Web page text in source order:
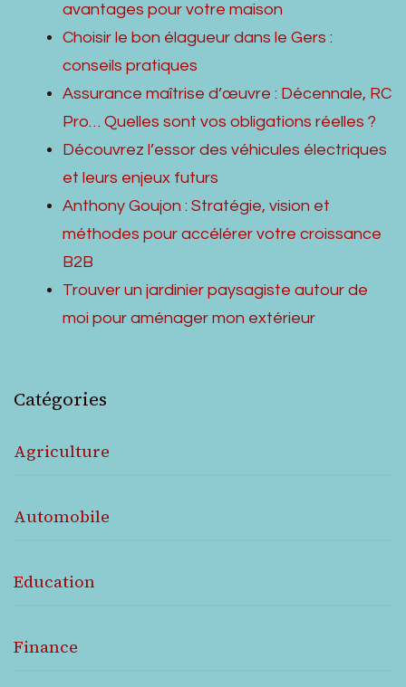
avantages pour votre maison
Choisir le bon élagueur dans le Gers :
conseils pratiques
Assurance maîtrise d’œuvre : Décennale, RC
Pro… Quelles sont vos obligations réelles ?
Découvrez l’essor des véhicules électriques
et leurs enjeux futurs
Anthony Goujon : Stratégie, vision et
méthodes pour accélérer votre croissance
B2B
Trouver un jardinier paysagiste autour de
moi pour aménager mon extérieur
Catégories
Agriculture
Automobile
Education
Finance